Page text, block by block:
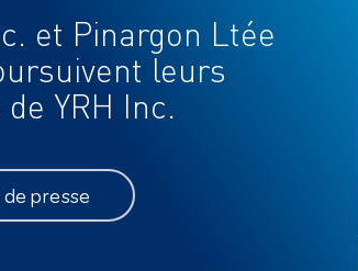
et Pinargon Ltée
leurs
YRH Inc.
presse